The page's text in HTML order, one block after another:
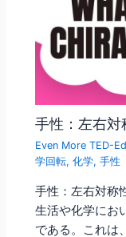
手性：左右対
Even More TED-
学回転,化学,手性
手性：左右対称
生活や化学にお
である。これは